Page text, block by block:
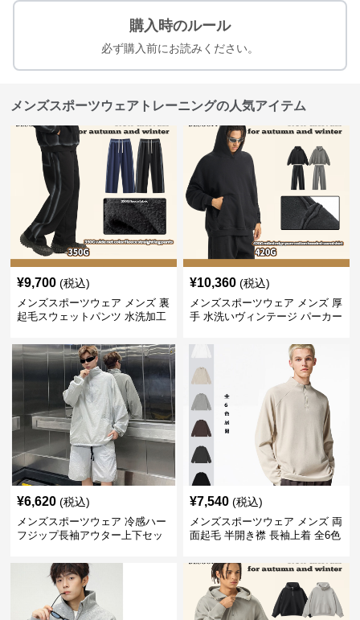
購入時のルール
必ず購入前にお読みください。
メンズスポーツウェアトレーニングの人気アイテム
¥9,700 (税込)
メンズスポーツウェア メンズ 裏
起毛スウェットパンツ 水洗加工
¥10,360 (税込)
メンズスポーツウェア メンズ 厚
手 水洗いヴィンテージ パーカー
¥6,620 (税込)
メンズスポーツウェア 冷感ハー
フジップ長袖アウター上下セッ
¥7,540 (税込)
メンズスポーツウェア メンズ 両
面起毛 半開き襟 長袖上着 全6色